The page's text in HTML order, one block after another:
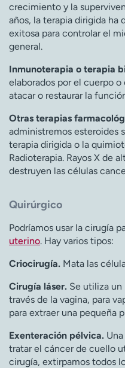
crecimiento y la
años, la terapia dirigida ha
exitosa para controlar el
general.
Inmunoterapia o terapia
elaborados por el cuerpo
atacar o restaurar la
Otras terapias
administremos esteroides
terapia dirigida o la
Radioterapia. Rayos X de
destruyen las células
Quirúrgico
Podríamos usar la cirugía
uterino. Hay varios tipos:
Criocirugía. Mata las
Cirugía láser. Se utiliza un
través de la vagina, para
para extraer una pequeña
Exenteración pélvica.
tratar el cáncer de cuello
cirugía, extirpamos todos